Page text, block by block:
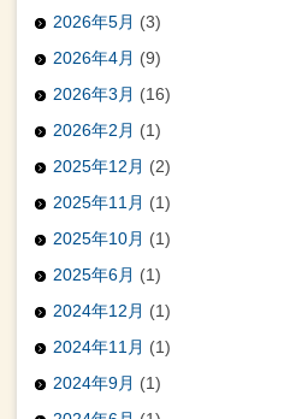
2026年5月 (3)
2026年4月 (9)
2026年3月 (16)
2026年2月 (1)
2025年12月 (2)
2025年11月 (1)
2025年10月 (1)
2025年6月 (1)
2024年12月 (1)
2024年11月 (1)
2024年9月 (1)